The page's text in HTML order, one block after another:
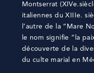
Montserrat
italiennes du XIIIe.
l’autre de la “Mare
le nom signifie “la
découverte de la
du culte marial en